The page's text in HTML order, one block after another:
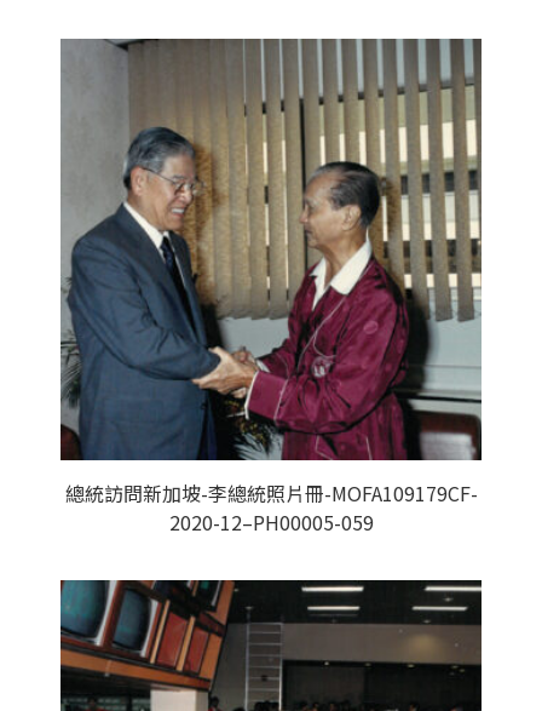
總統訪問新加坡-李總統照片冊-MOFA109179CF-
2020-12–PH00005-059